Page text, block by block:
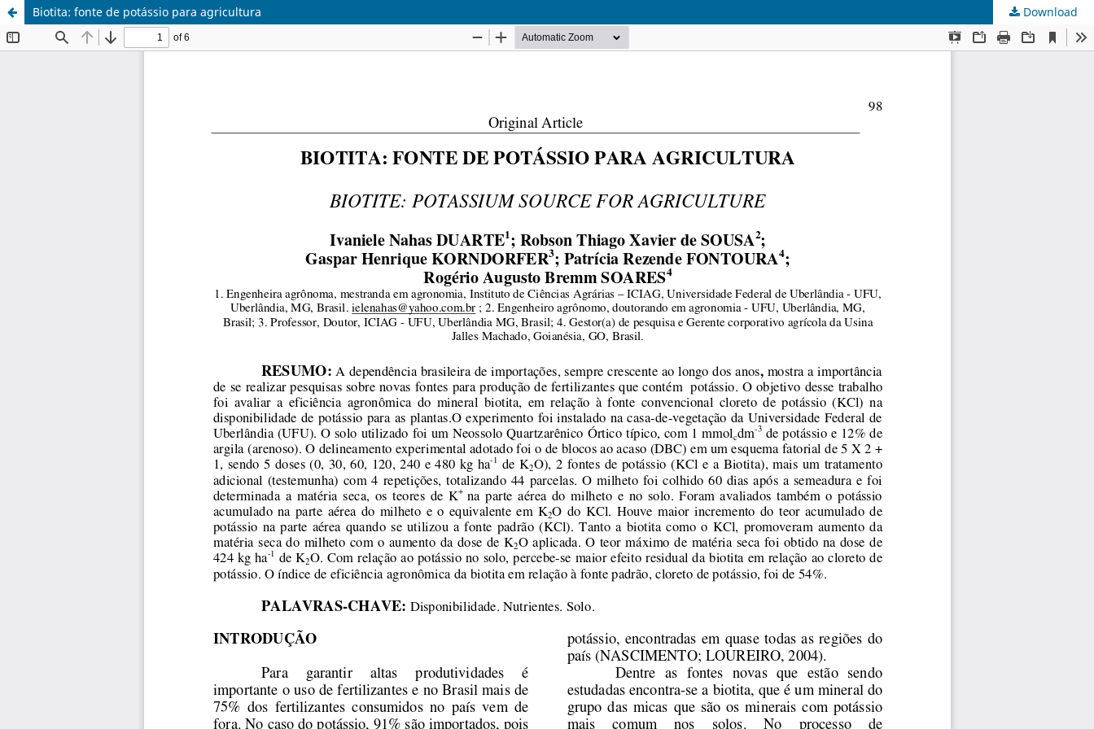
Biotita: fonte de potássio para agricultura Download